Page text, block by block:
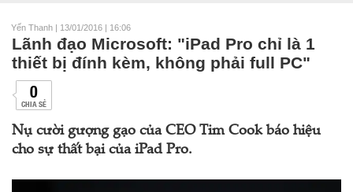
Yến Thanh | 13/01/2016 | 16:06
Lãnh đạo Microsoft: "iPad Pro chỉ là 1
thiết bị đính kèm, không phải full PC"
0
CHIA SẺ
Nụ cười gượng gạo của CEO Tim Cook báo hiệu
cho sự thất bại của iPad Pro.